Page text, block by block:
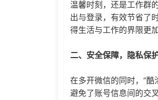
温馨时刻，还是工作群
出与登录，有效节省了
得生活与工作的界限更
二、安全保障，隐私保
在多开微信的同时，“
避免了账号信息间的交